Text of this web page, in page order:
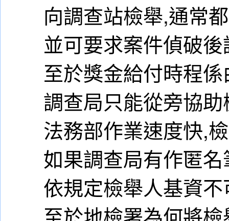
向調查站檢舉,通常
並可要求案件偵破
至於獎金給付時程
調查局只能從旁協
法務部作業速度快,
如果調查局有作匿
依規定檢舉人基資